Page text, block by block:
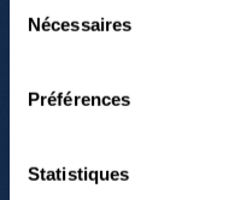
Nécessaires
Préférences
Statistiques